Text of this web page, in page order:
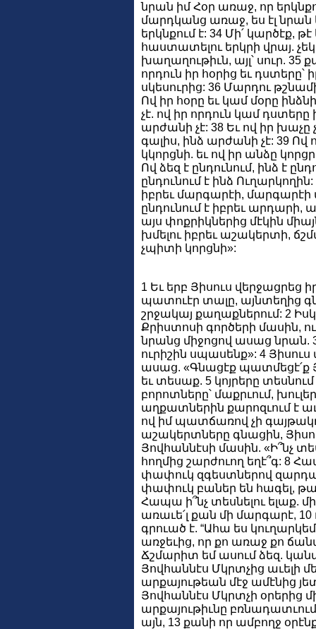
նրան իմ Հօր առաջ, որ
մարդկանց առաջ, ես էլ
երկնքում է: 34 Մի՛ կարծէք,
հաստատելու երկրի վրայ.
խաղաղութիւն, այլ՝ սուր. 35
որդուն իր հօրից եւ դստերը՝
սկեսուրից: 36 Մարդու
Ով իր հօրը եւ կամ մօրը
չէ. ով իր որդուն կամ դստերը
արժանի չէ: 38 Եւ ով իր խաչը
գալիս, ինձ արժանի չէ: 39 Ով
կկորցնի. եւ ով իր անձը
Ով ձեզ է ընդունում, ինձ է
ընդունում է ինձ
իբրեւ մարգարէի,
ընդունում է իբրեւ
այս փոքրիկներից մէկին
խմելու իբրեւ աշակերտի,
չպիտի կորցնի»:
1 Եւ երբ Յիսուս
պատուէր տալը, այնտեղից
շրջակայ քաղաքներում: 2
Քրիստոսի գործերի մասին,
նրանց միջոցով ասաց նրան. 3
ուրիշին սպասենք»: 4
ասաց. «Գնացէք պատմեցէ՛ք
եւ տեսաք. 5 կոյրերը տեսնում
բորոտները՝ մաքրւում,
աղքատներին քարոզւում է
ով իմ պատճառով չի
աշակերտները գնացին,
Յովհաննէսի մասին. «Ի՞նչ
հողմից շարժուող եղէ՞գ: 8
փափուկ զգեստներով
փափուկ բաներ են հագել,
Հապա ի՞նչ տեսնելու ելաք.
առաւե՛լ քան մի մարգարէ,
գրուած է. “Ահա ես
առջեւից, որ քո առաջ քո
Ճշմարիտ եմ ասում ձեզ.
Յովհաննէս Մկրտչից աւելի
արքայութեան մէջ ամէնից
Յովհաննէս Մկրտչի օրերից
արքայութիւնը
այն, 13 քանի որ ամբողջ